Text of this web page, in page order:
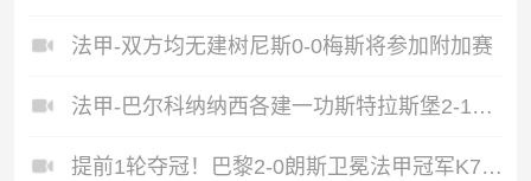
法甲-双方均无建树尼斯0-0梅斯将参加附加赛
法甲-巴尔科纳纳西各建一功斯特拉斯堡2-1布雷斯特
提前1轮夺冠！巴黎2-0朗斯卫冕法甲冠军K77破门萨福诺夫屡献扑救